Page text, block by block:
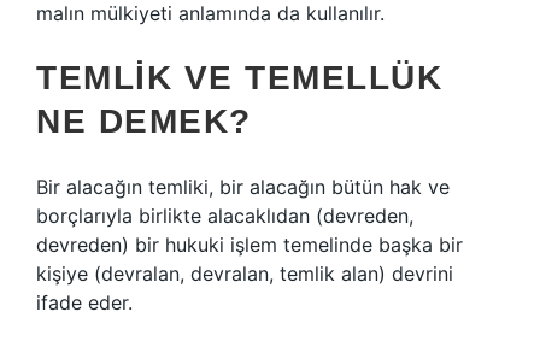
malın mülkiyeti anlamında da kullanılır.
TEMLIK VE TEMELLÜK
NE DEMEK?
Bir alacağın temliki, bir alacağın bütün hak ve
borçlarıyla birlikte alacaklıdan (devreden,
devreden) bir hukuki işlem temelinde başka bir
kişiye (devralan, devralan, temlik alan) devrini
ifade eder.